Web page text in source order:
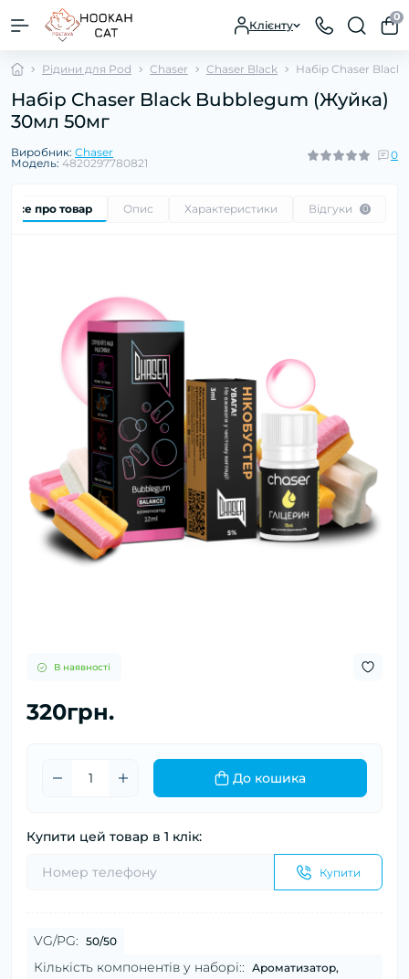
Клієнту
0
Рідини для Pod Chaser Chaser Black Набір Chaser
Набір Chaser Black Bubblegum (Жуйка)
30мл 50мг
Виробник: Chaser
Модель: 4820297780821
0
Все про товар Опис Характеристики Відгуки 0
В наявності
320грн.
До кошика
Купити цей товар в 1 клік:
Купити
VG/PG: 50/50
Кількість компонентів у наборі:: Ароматизатор,